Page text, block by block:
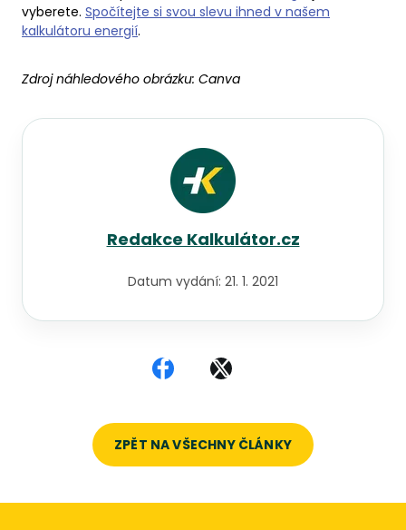
vyberete. Spočítejte si svou slevu ihned v našem
kalkulátoru energií.
Zdroj náhledového obrázku: Canva
Redakce Kalkulátor.cz
Datum vydání: 21. 1. 2021
Sdílet na Facebooku
Sdílet na X
ZPĚT NA VŠECHNY ČLÁNKY